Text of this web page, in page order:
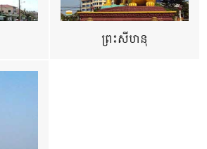
ព្រះសីហនុ